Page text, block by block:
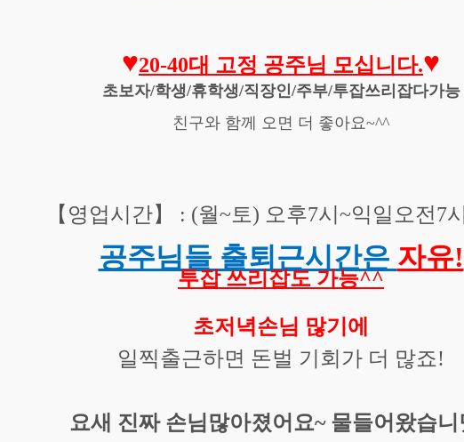
♥20-40대 고정 공주님 모십니다.♥
초보자/학생/휴학생/직장인/주부/투잡쓰리잡다가능
친구와 함께 오면 더 좋아요~^^
【영업시간】 : (월~토) 오후7시~익일오전7
공주님들 출퇴근시간은 자유!
투잡 쓰리잡도 가능^^
초저녁손님 많기에
일찍출근하면 돈벌 기회가 더 많죠!
요새 진짜 손님많아졌어요~ 물들어왔습니